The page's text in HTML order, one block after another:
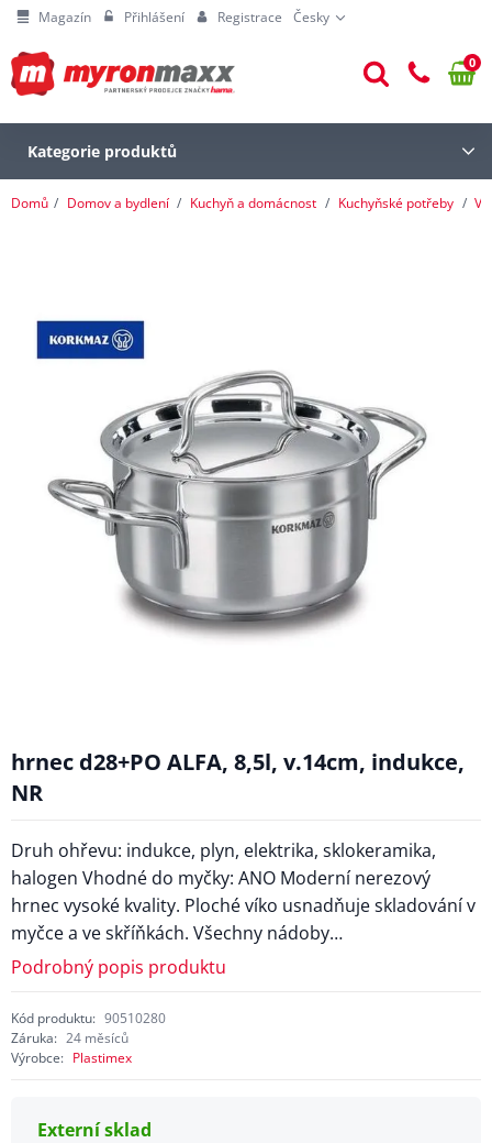
Magazín Přihlášení Registrace Česky
0
Kategorie produktů
Domů Domov a bydlení Kuchyň a domácnost Kuchyňské potřeby
hrnec d28+PO ALFA, 8,5l, v.14cm, indukce,
NR
Druh ohřevu: indukce, plyn, elektrika, sklokeramika,
halogen Vhodné do myčky: ANO Moderní nerezový
hrnec vysoké kvality. Ploché víko usnadňuje skladování v
myčce a ve skříňkách. Všechny nádoby…
Podrobný popis produktu
Kód produktu: 90510280
Záruka: 24 měsíců
Výrobce: Plastimex
Externí sklad